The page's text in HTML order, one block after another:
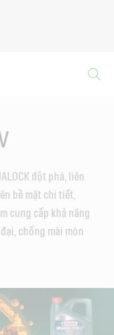
đột phá, liên
bề mặt chi tiết,
cung cấp khả năng
chống mài mòn